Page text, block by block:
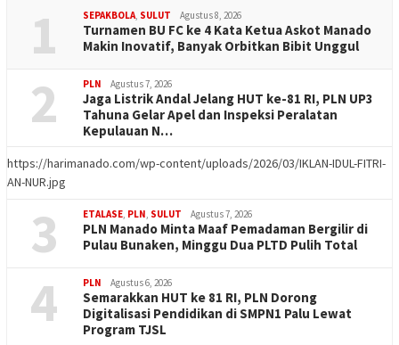
1 SEPAKBOLA, SULUT Agustus 8, 2026
Turnamen BU FC ke 4 Kata Ketua Askot Manado
Makin Inovatif, Banyak Orbitkan Bibit Unggul
2 PLN Agustus 7, 2026
Jaga Listrik Andal Jelang HUT ke-81 RI, PLN UP3
Tahuna Gelar Apel dan Inspeksi Peralatan
Kepulauan N…
https://harimanado.com/wp-content/uploads/2026/03/IKLAN-IDUL-FITRI-
AN-NUR.jpg
3 ETALASE, PLN, SULUT Agustus 7, 2026
PLN Manado Minta Maaf Pemadaman Bergilir di
Pulau Bunaken, Minggu Dua PLTD Pulih Total
4 PLN Agustus 6, 2026
Semarakkan HUT ke 81 RI, PLN Dorong
Digitalisasi Pendidikan di SMPN1 Palu Lewat
Program TJSL